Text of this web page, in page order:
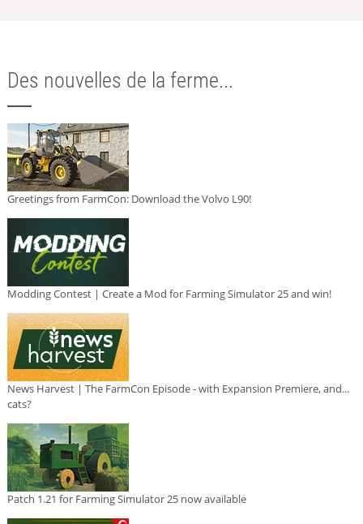
Des nouvelles de la ferme...
Greetings from FarmCon: Download the Volvo L90!
Modding Contest | Create a Mod for Farming Simulator 25 and win!
News Harvest | The FarmCon Episode - with Expansion Premiere, and...
cats?
Patch 1.21 for Farming Simulator 25 now available